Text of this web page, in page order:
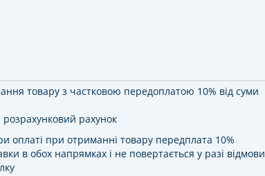
товару з частковою передоплатою 10% від суми
рахунок
оплаті при отриманні товару передплата 10%
в обох напрямках і не повертається у разі відмови